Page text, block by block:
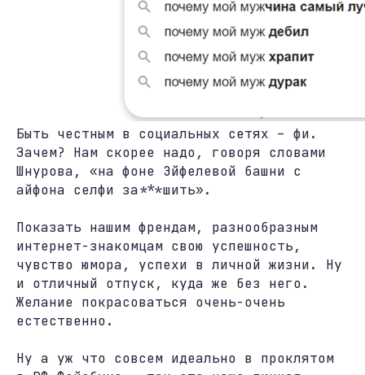
Быть честным в социальных сетях – фи.
Зачем? Нам скорее надо, говоря словами
Шнурова, «на фоне Эйфелевой башни с
айфона селфи за***шить».
Показать нашим френдам, разнообразным
интернет-знакомцам свою успешность,
чувство юмора, успехи в личной жизни. Ну
и отличный отпуск, куда же без него.
Желание покрасоваться очень-очень
естественно.
Ну а уж что совсем идеально в проклятом